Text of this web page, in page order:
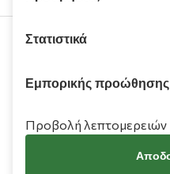
Στατιστικά
Εμπορικής προώθησης
Προβολή λεπτομερειών